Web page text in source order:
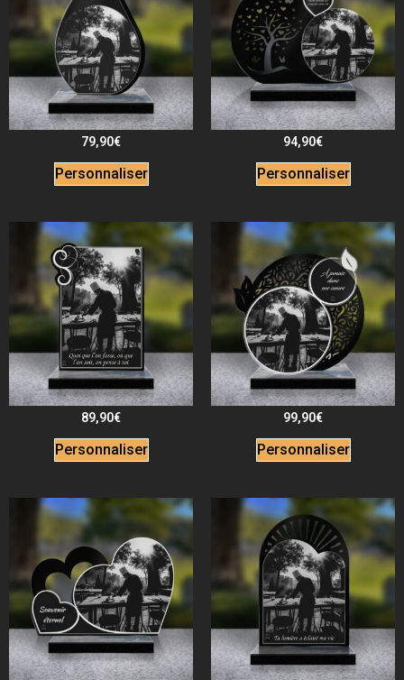
79,90€
Personnaliser
94,90€
Personnaliser
89,90€
Personnaliser
99,90€
Personnaliser